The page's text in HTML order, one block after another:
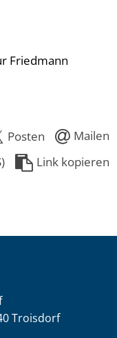
Friedmann
Posten
Mailen
Link kopieren
Troisdorf